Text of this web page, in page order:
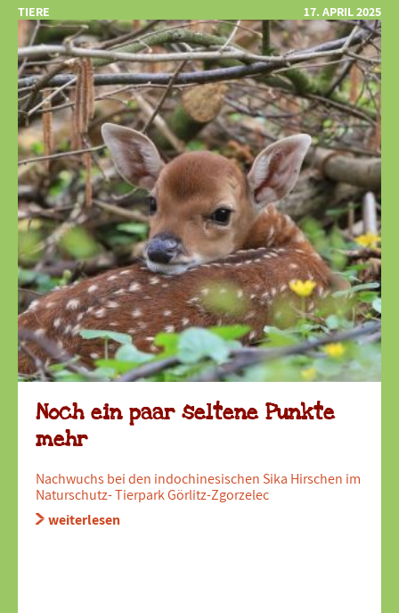
TIERE 17. APRIL 2025
Noch ein paar seltene Punkte
mehr
Nachwuchs bei den indochinesischen Sika Hirschen im
Naturschutz- Tierpark Görlitz-Zgorzelec
weiterlesen